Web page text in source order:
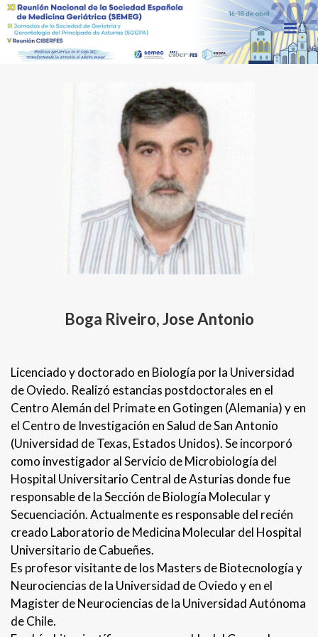
Boga Riveiro, Jose Antonio
Licenciado y doctorado en Biología por la Universidad
de Oviedo. Realizó estancias postdoctorales en el
Centro Alemán del Primate en Gotingen (Alemania) y en
el Centro de Investigación en Salud de San Antonio
(Universidad de Texas, Estados Unidos). Se incorporó
como investigador al Servicio de Microbiología del
Hospital Universitario Central de Asturias donde fue
responsable de la Sección de Biología Molecular y
Secuenciación. Actualmente es responsable del recién
creado Laboratorio de Medicina Molecular del Hospital
Universitario de Cabueñes.
Es profesor visitante de los Masters de Biotecnología y
Neurociencias de la Universidad de Oviedo y en el
Magister de Neurociencias de la Universidad Autónoma
de Chile.